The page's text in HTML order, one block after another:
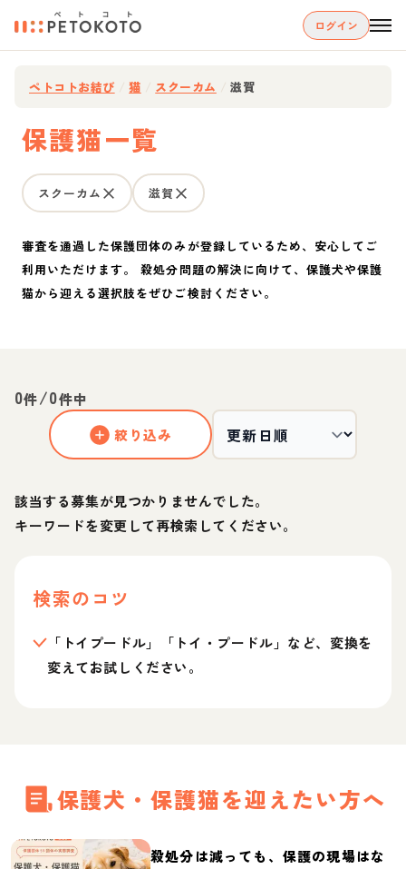
ログイン
ペトコトお結び 猫 スクーカム 滋賀
保護猫一覧
スクーカム 滋賀
審査を通過した保護団体のみが登録しているため、安心してご
利用いただけます。 殺処分問題の解決に向けて、保護犬や保護
猫から迎える選択肢をぜひご検討ください。
0件/0件中
絞り込み
該当する募集が見つかりませんでした。
キーワードを変更して再検索してください。
検索のコツ
「トイプードル」「トイ・プードル」など、変換を
変えてお試しください。
保護犬・保護猫を迎えたい方へ
殺処分は減っても、保護の現場はな